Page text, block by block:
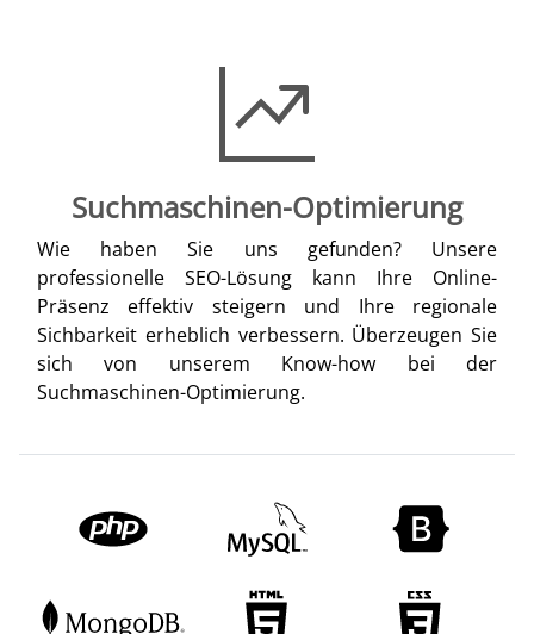
Suchmaschinen-Optimierung
Wie haben Sie uns gefunden? Unsere
professionelle SEO-Lösung kann Ihre Online-
Präsenz effektiv steigern und Ihre regionale
Sichbarkeit erheblich verbessern. Überzeugen Sie
sich von unserem Know-how bei der
Suchmaschinen-Optimierung.